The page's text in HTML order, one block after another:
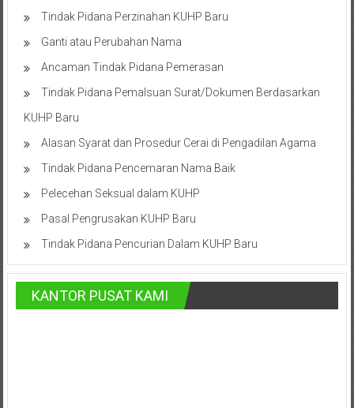
Temanggung,
Wonosobo,
Cirebon,
Karawang,
Aceh,
Medan,
Padang,
Jakarta
Pusat,
Bontang,
Tindak Pidana Perzinahan KUHP Baru
Ganti atau Perubahan Nama
Ancaman Tindak Pidana Pemerasan
Tindak Pidana Pemalsuan Surat/Dokumen Berdasarkan
KUHP Baru
Alasan Syarat dan Prosedur Cerai di Pengadilan Agama
Tindak Pidana Pencemaran Nama Baik
Pelecehan Seksual dalam KUHP
Pasal Pengrusakan KUHP Baru
Tindak Pidana Pencurian Dalam KUHP Baru
KANTOR PUSAT KAMI